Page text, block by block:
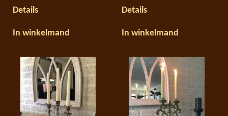
Details
In winkelmand
Details
In winkelmand